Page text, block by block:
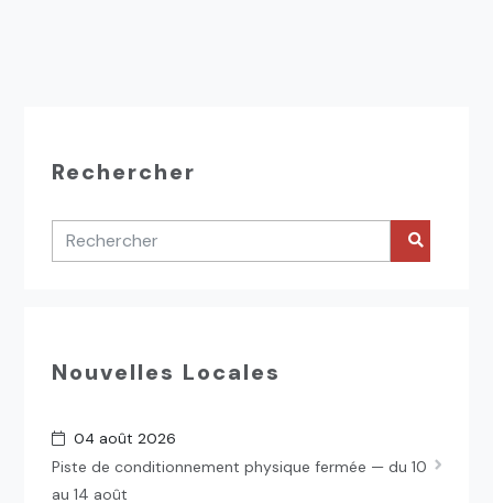
Rechercher
Nouvelles Locales
04 août 2026
Piste de conditionnement physique fermée — du 10
au 14 août